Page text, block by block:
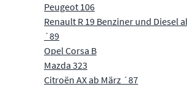
Peugeot 106
Renault R 19 Benziner und Diesel
´89
Opel Corsa B
Mazda 323
Citroën AX ab März ´87